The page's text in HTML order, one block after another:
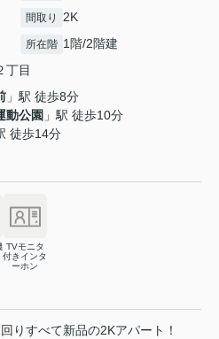
間取り 2K
所在階 1階/2階建
丁目
」駅 徒歩8分
動公園 」駅 徒歩10分
徒歩14分
TVモニタ
付きインタ
ーホン
りすべて新品の2Kアパート！